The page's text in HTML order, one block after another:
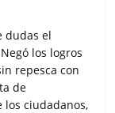
dudas el
los logros
repesca con
de
los ciudadanos,